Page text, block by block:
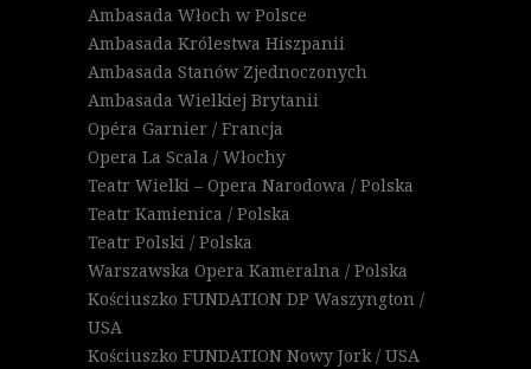
Ambasada Włoch w Polsce
Ambasada Królestwa Hiszpanii
Ambasada Stanów Zjednoczonych
Ambasada Wielkiej Brytanii
Opéra Garnier / Francja
Opera La Scala / Włochy
Teatr Wielki – Opera Narodowa / Polska
Teatr Kamienica / Polska
Teatr Polski / Polska
Warszawska Opera Kameralna / Polska
Kościuszko FUNDATION DP Waszyngton /
USA
Kościuszko FUNDATION Nowy Jork / USA